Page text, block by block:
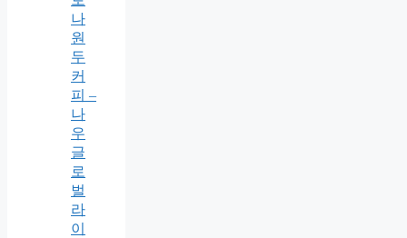
나
원
두
커
피 –
나
우
글
로
벌
라
이